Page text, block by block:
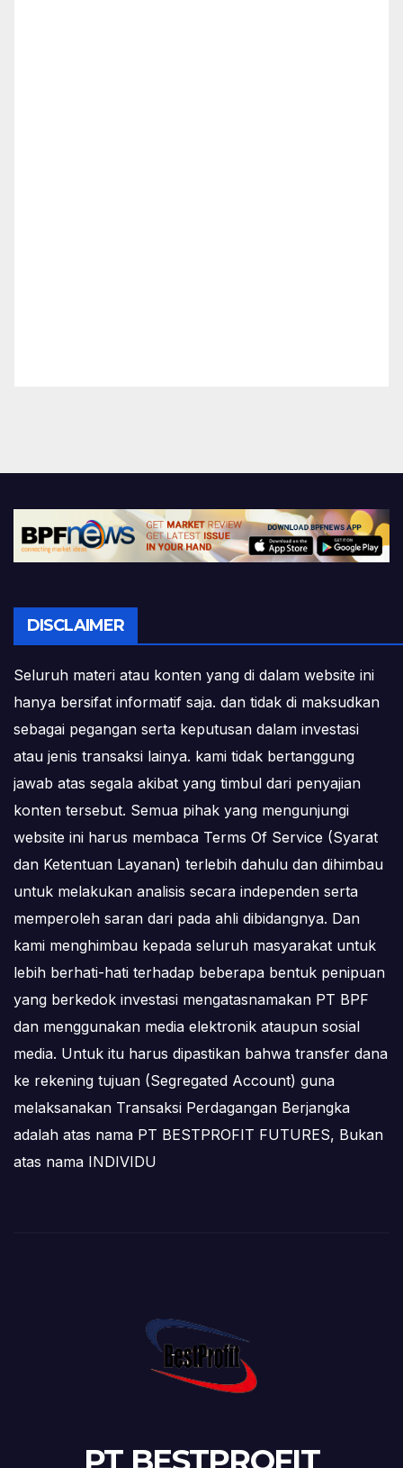
DISCLAIMER
Seluruh materi atau konten yang di dalam website ini
hanya bersifat informatif saja. dan tidak di maksudkan
sebagai pegangan serta keputusan dalam investasi
atau jenis transaksi lainya. kami tidak bertanggung
jawab atas segala akibat yang timbul dari penyajian
konten tersebut. Semua pihak yang mengunjungi
website ini harus membaca Terms Of Service (Syarat
dan Ketentuan Layanan) terlebih dahulu dan dihimbau
untuk melakukan analisis secara independen serta
memperoleh saran dari pada ahli dibidangnya. Dan
kami menghimbau kepada seluruh masyarakat untuk
lebih berhati-hati terhadap beberapa bentuk penipuan
yang berkedok investasi mengatasnamakan PT BPF
dan menggunakan media elektronik ataupun sosial
media. Untuk itu harus dipastikan bahwa transfer dana
ke rekening tujuan (Segregated Account) guna
melaksanakan Transaksi Perdagangan Berjangka
adalah atas nama PT BESTPROFIT FUTURES, Bukan
atas nama INDIVIDU